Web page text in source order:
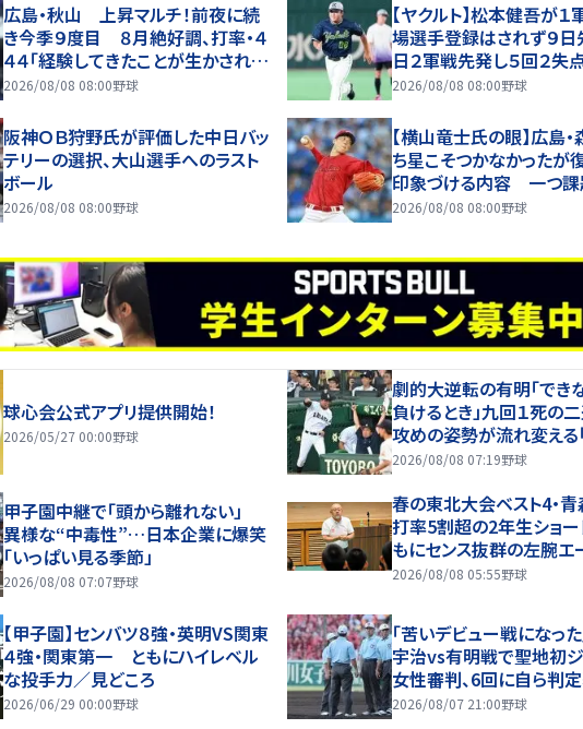
広島・秋山 上昇マルチ！前夜に続
き今季９度目 ８月絶好調、打率・４
４４「経験してきたことが生かされて
いるのかなと」
2026/08/08 08:00野球
【ヤクルト】松本健吾が１
場選手登録はされず９
日２軍戦先発し５回２失
2026/08/08 08:00野球
阪神ＯＢ狩野氏が評価した中日バッ
テリーの選択、大山選手へのラスト
ボール
2026/08/08 08:00野球
【横山竜士氏の眼】広島
ち星こそつかなかったが
印象づける内容 一つ課
るなら走者を背負ってか
2026/08/08 08:00野球
球心会公式アプリ提供開始！
2026/05/27 00:00野球
劇的大逆転の有明「でき
負けるとき」九回１死の
攻めの姿勢が流れ変える
でも一生懸命やることが」
2026/08/08 07:19野球
甲子園中継で「頭から離れない」
異様な“中毒性”…日本企業に爆笑
「いっぱい見る季節」
2026/08/08 07:07野球
春の東北大会ベスト4・
打率5割超の2年生ショー
もにセンス抜群の左腕エ
マン【26年夏甲子園・ベン
2026/08/08 05:55野球
【甲子園】センバツ８強・英明VS関東
４強・関東第一 ともにハイレベル
な投手力／見どころ
2026/06/29 00:00野球
｢苦いデビュー戦になっ
宇治vs有明戦で聖地初
女性審判、6回に自ら判
レーを謝罪【26年夏甲子園
2026/08/07 21:00野球